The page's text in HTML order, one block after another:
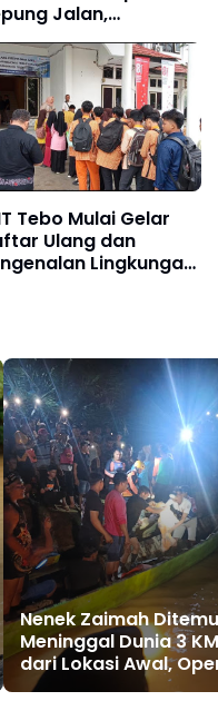
Jalan,
Jawab
Tebo Mulai Gelar
Ulang dan
Lingkungan
Nenek Zaimah
Meninggal Dunia 3 KM
dari Lokasi Awal,
SAR Sungai Nalo